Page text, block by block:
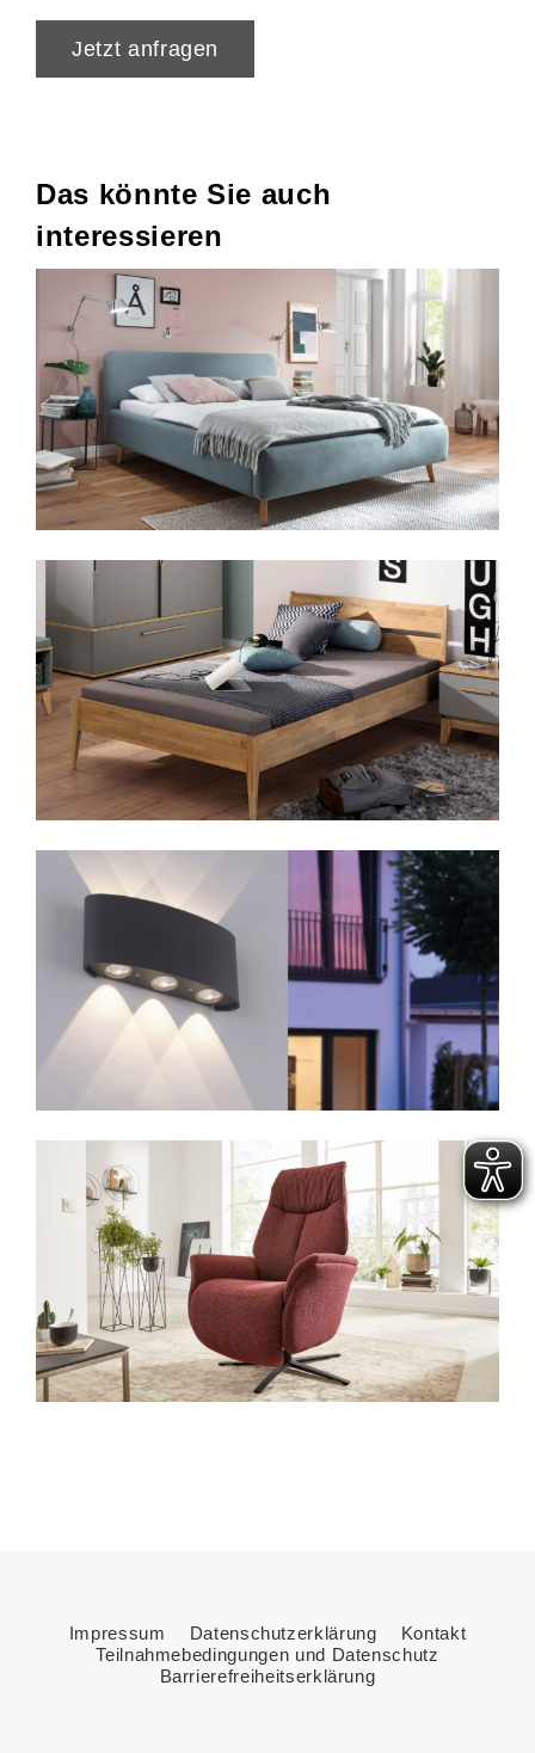
Jetzt anfragen
Das könnte Sie auch
interessieren
Impressum Datenschutzerklärung
Kontakt
Teilnahmebedingungen und Datenschutz
Barrierefreiheitserklärung